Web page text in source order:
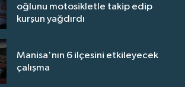
oğlunu motosikletle takip edip
kurşun yağdırdı
Manisa'nın 6 ilçesini etkileyecek
çalışma